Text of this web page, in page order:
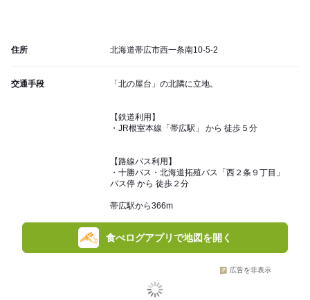
住所 北海道帯広市西一条南10-5-2
交通手段 「北の屋台」の北隣に立地。
【鉄道利用】
・JR根室本線「帯広駅」 から 徒歩５分
【路線バス利用】
・十勝バス・北海道拓殖バス「西２条９丁目」
バス停 から 徒歩２分
帯広駅から366m
食べログアプリで地図を開く
広告を非表示